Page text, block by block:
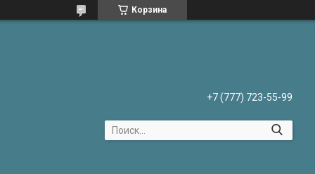
Корзина
+7 (777) 723-55-99